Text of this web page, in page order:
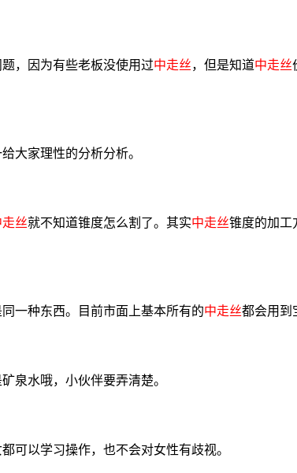
，因为有些老板没使用过中走丝，但是知道中走丝
大家理性的分析分析。
走丝就不知道锥度怎么割了。其实中走丝锥度的加工
一种东西。目前市面上基本所有的中走丝都会用到
泉水哦，小伙伴要弄清楚。
可以学习操作，也不会对女性有歧视。